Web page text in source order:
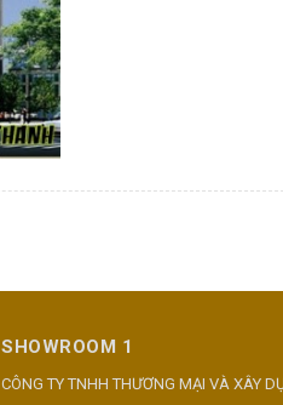
SHOWROOM 1
CÔNG TY TNHH THƯƠNG MẠI VÀ XÂY